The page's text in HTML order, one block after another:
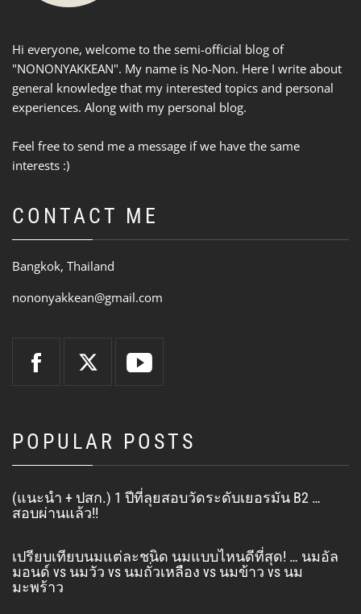
Hi everyone, welcome to the semi-official blog of
"NONONYAKKEAN". My name is No-Non. Here I write about
general knowledge that my interested topics and personal
experiences. Along with my personal blog.
Feel free to send me a message if we have the same
interests :)
CONTACT ME
Bangkok, Thailand
nononyakkean@gmail.com
POPULAR POSTS
(แนะนำ + ปสก.) 1 ปีที่ลุยสอบวัดระดับเยอรมัน B2 …
สอบผ่านแล้ว!!
เปรียบเทียบนมแต่ละชนิด นมแบบไหนดีที่สุด! … นมอัล
มอนด์ vs นมวัว vs นมถั่วเหลือง vs นมข้าว vs นม
มะพร้าว